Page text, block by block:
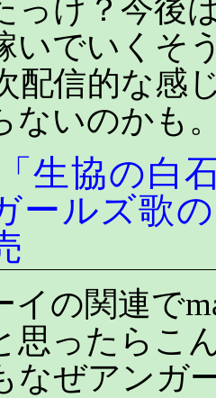
っけ？今後
いでいくそ
配信的な感
ないのかも
「生協の白
ールズ歌
イの関連で
思ったらこ
なぜアンガ